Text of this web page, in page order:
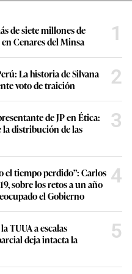
de siete millones de
Cenares del Minsa
1
La historia de Silvana
voto de traición
2
de JP en Ética:
la distribución de las
3
el tiempo perdido”: Carlos
sobre los retos a un año
el Gobierno
4
TUUA a escalas
deja intacta la
5